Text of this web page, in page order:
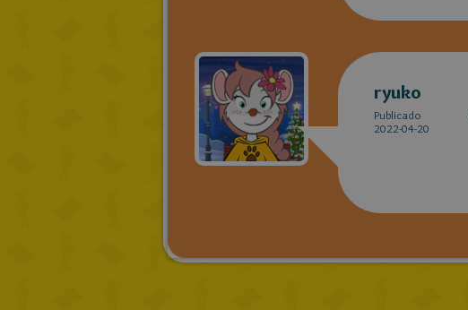
ryuko
Publicado
2022-04-20